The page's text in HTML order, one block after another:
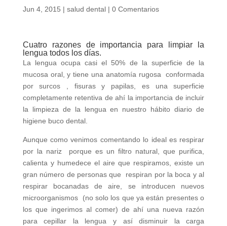
Jun 4, 2015 | salud dental| 0 Comentarios
Cuatro razones de importancia para limpiar la
lengua todos los días.
La lengua ocupa casi el 50% de la superficie de la
mucosa oral, y tiene una anatomía rugosa conformada
por surcos , fisuras y papilas, es una superficie
completamente retentiva de ahí la importancia de incluir
la limpieza de la lengua en nuestro hábito diario de
higiene buco dental.
Aunque como venimos comentando lo ideal es respirar
por la nariz porque es un filtro natural, que purifica,
calienta y humedece el aire que respiramos, existe un
gran número de personas que respiran por la boca y al
respirar bocanadas de aire, se introducen nuevos
microorganismos (no solo los que ya están presentes o
los que ingerimos al comer) de ahí una nueva razón
para cepillar la lengua y así disminuir la carga